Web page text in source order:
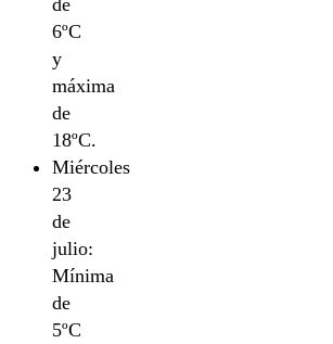
6ºC
y
máxima
de
18ºC.
Miércoles
23
de
julio:
Mínima
de
5ºC